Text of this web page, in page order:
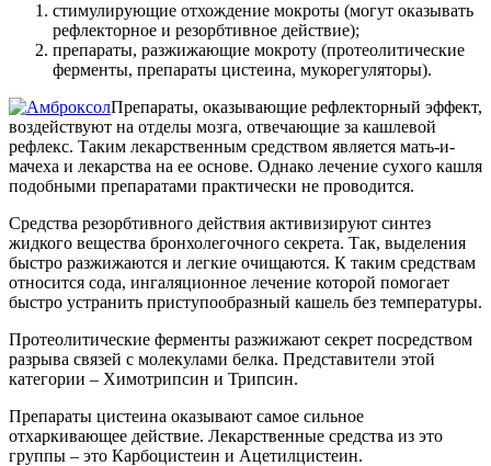
стимулирующие отхождение мокроты (могут оказывать
рефлекторное и резорбтивное действие);
препараты, разжижающие мокроту (протеолитические
ферменты, препараты цистеина, мукорегуляторы).
Препараты, оказывающие рефлекторный эффект,
воздействуют на отделы мозга, отвечающие за кашлевой
рефлекс. Таким лекарственным средством является мать-и-
мачеха и лекарства на ее основе. Однако лечение сухого кашля
подобными препаратами практически не проводится.
Средства резорбтивного действия активизируют синтез
жидкого вещества бронхолегочного секрета. Так, выделения
быстро разжижаются и легкие очищаются. К таким средствам
относится сода, ингаляционное лечение которой помогает
быстро устранить приступообразный кашель без температуры.
Протеолитические ферменты разжижают секрет посредством
разрыва связей с молекулами белка. Представители этой
категории – Химотрипсин и Трипсин.
Препараты цистеина оказывают самое сильное
отхаркивающее действие. Лекарственные средства из это
группы – это Карбоцистеин и Ацетилцистеин.